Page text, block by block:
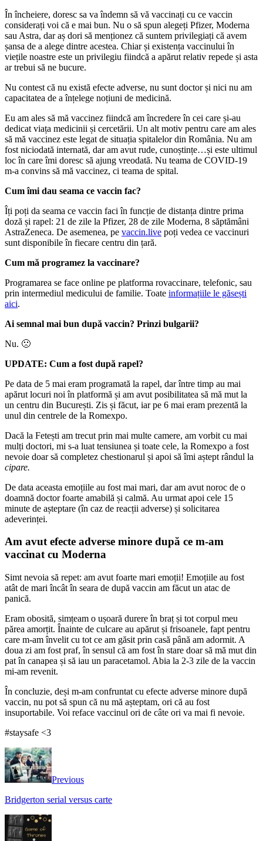
În încheiere, doresc sa va îndemn să vă vaccinați cu ce vaccin
considerați voi că e mai bun. Nu o să spun alegeți Pfizer, Moderna
sau Astra, dar aș dori să menționez că suntem privilegiați că avem
șansa de a alege dintre acestea. Chiar și existența vaccinului în
viețile noastre este un privilegiu fiindcă a apărut relativ repede și asta
ar trebui să ne bucure.
Nu contest că nu există efecte adverse, nu sunt doctor și nici nu am
capacitatea de a înțelege noțiuni de medicină.
Eu am ales să mă vaccinez fiindcă am încredere în cei care și-au
dedicat viața medicinii și cercetării. Un alt motiv pentru care am ales
să mă vaccinez este legat de situația spitalelor din România. Nu am
fost niciodată internată, dar am avut rude, cunoștințe…și este ultimul
loc în care îmi doresc să ajung vreodată. Nu teama de COVID-19
m-a convins să mă vaccinez, ci teama de spital.
Cum îmi dau seama ce vaccin fac?
Îți poți da seama ce vaccin faci în funcție de distanța dintre prima
doză și rapel: 21 de zile la Pfizer, 28 de zile Moderna, 8 săptămâni
AstraZeneca. De asemenea, pe vaccin.live poți vedea ce vaccinuri
sunt disponibile în fiecare centru din țară.
Cum mă programez la vaccinare?
Programarea se face online pe platforma rovaccinare, telefonic, sau
prin intermediul medicului de familie. Toate informațiile le găsești
aici.
Ai semnal mai bun după vaccin? Prinzi bulgarii?
Nu. 🙁
UPDATE: Cum a fost după rapel?
Pe data de 5 mai eram programată la rapel, dar între timp au mai
apărut locuri noi în platformă și am avut posibilitatea să mă mut la
un centru din București. Zis și făcut, iar pe 6 mai eram prezentă la
unul din centrele de la Romexpo.
Dacă la Fetești am trecut prin mai multe camere, am vorbit cu mai
mulți doctori, mi s-a luat tensiunea și toate cele, la Romexpo a fost
nevoie doar să completez chestionarul și apoi să îmi aștept rândul la
cipare.
De data aceasta emoțiile au fost mai mari, dar am avut noroc de o
doamnă doctor foarte amabilă și calmă. Au urmat apoi cele 15
minute de așteptare (în caz de reacții adverse) și solicitarea
adeverinței.
Am avut efecte adverse minore după ce m-am
vaccinat cu Moderna
Simt nevoia să repet: am avut foarte mari emoții! Emoțiile au fost
atât de mari încât în seara de după vaccin am făcut un atac de
panică.
Eram obosită, simțeam o ușoară durere în braț și tot corpul meu
părea amorțit. Înainte de culcare au apărut și frisoanele, fapt pentru
care m-am învelit cu tot ce am găsit prin casă până am adormit. A
doua zi am fost praf, în sensul că am fost în stare doar să mă mut din
pat în canapea și să iau un paracetamol. Abia la 2-3 zile de la vaccin
mi-am revenit.
În concluzie, deși m-am confruntat cu efecte adverse minore după
vaccin, nu pot să spun că nu mă așteptam, ori că au fost
insuportabile. Voi reface vaccinul ori de câte ori va mai fi nevoie.
#staysafe <3
Previous
Bridgerton serial versus carte